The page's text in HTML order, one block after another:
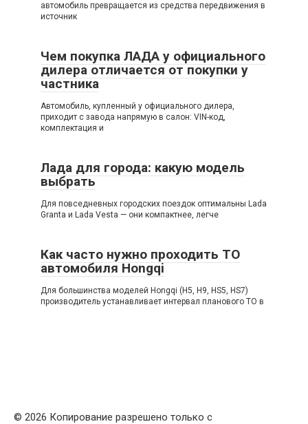
автомобиль превращается из средства передвижения в
источник
Чем покупка ЛАДА у официального
дилера отличается от покупки у
частника
Автомобиль, купленный у официального дилера,
приходит с завода напрямую в салон: VIN-код,
комплектация и
Лада для города: какую модель
выбрать
Для повседневных городских поездок оптимальны Lada
Granta и Lada Vesta — они компактнее, легче
Как часто нужно проходить ТО
автомобиля Hongqi
Для большинства моделей Hongqi (H5, H9, HS5, HS7)
производитель устанавливает интервал планового ТО в
© 2026 Копирование разрешено только с